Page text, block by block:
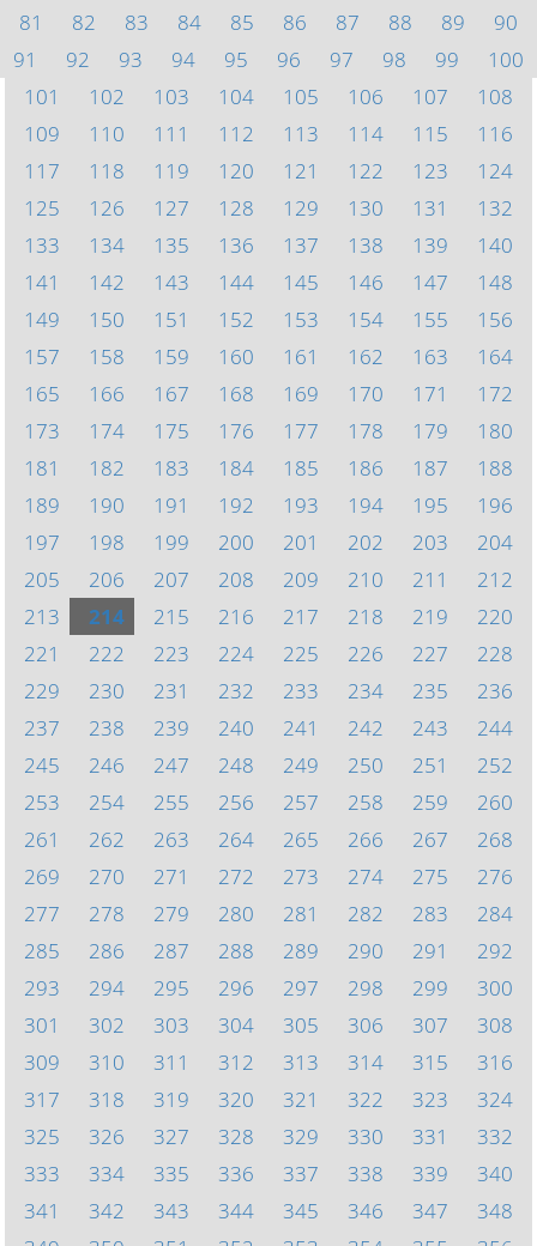
81
82 83 84 85 86 87 88 89
90
91
92 93 94 95 96 97 98 99
100
101
102 103 104 105 106 107
108
109
110 111 112 113 114 115
116
117
118 119 120 121 122 123
124
125
126 127 128 129 130 131
132
133
134 135 136 137 138 139
140
141
142 143 144 145 146 147
148
149
150 151 152 153 154 155
156
157
158 159 160 161 162 163
164
165
166 167 168 169 170 171
172
173
174 175 176 177 178 179
180
181
182 183 184 185 186 187
188
189
190 191 192 193 194 195
196
197
198 199 200 201 202 203
204
205
206 207 208 209 210 211
212
213
214 215 216 217 218 219
220
221
222 223 224 225 226 227
228
229
230 231 232 233 234 235
236
237
238 239 240 241 242 243
244
245
246 247 248 249 250 251
252
253
254 255 256 257 258 259
260
261
262 263 264 265 266 267
268
269
270 271 272 273 274 275
276
277
278 279 280 281 282 283
284
285
286 287 288 289 290 291
292
293
294 295 296 297 298 299
300
301
302 303 304 305 306 307
308
309
310 311 312 313 314 315
316
317
318 319 320 321 322 323
324
325
326 327 328 329 330 331
332
333
334 335 336 337 338 339
340
341
342 343 344 345 346 347
348